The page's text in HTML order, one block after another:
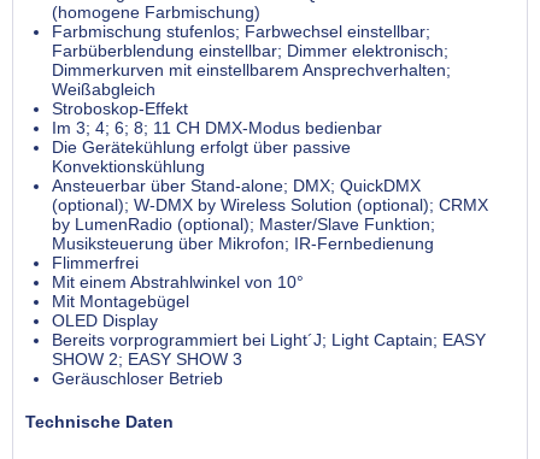
(homogene Farbmischung)
Farbmischung stufenlos; Farbwechsel einstellbar;
Farbüberblendung einstellbar; Dimmer elektronisch;
Dimmerkurven mit einstellbarem Ansprechverhalten;
Weißabgleich
Stroboskop-Effekt
Im 3; 4; 6; 8; 11 CH DMX-Modus bedienbar
Die Gerätekühlung erfolgt über passive
Konvektionskühlung
Ansteuerbar über Stand-alone; DMX; QuickDMX
(optional); W-DMX by Wireless Solution (optional); CRMX
by LumenRadio (optional); Master/Slave Funktion;
Musiksteuerung über Mikrofon; IR-Fernbedienung
Flimmerfrei
Mit einem Abstrahlwinkel von 10°
Mit Montagebügel
OLED Display
Bereits vorprogrammiert bei Light´J; Light Captain; EASY
SHOW 2; EASY SHOW 3
Geräuschloser Betrieb
Technische Daten